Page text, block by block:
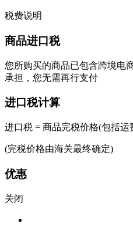
税费说明
商品进口税
您所购买的商品已包含跨境电
承担，您无需再行支付
进口税计算
进口税 = 商品完税价格(包括运
(完税价格由海关最终确定)
优惠
关闭